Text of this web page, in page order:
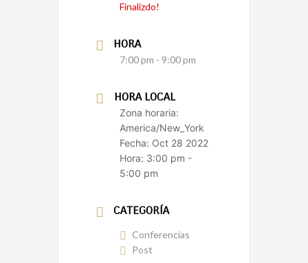
Finalizdo!
HORA
7:00 pm - 9:00 pm
HORA LOCAL
Zona horaria:
America/New_York
Fecha: Oct 28 2022
Hora: 3:00 pm -
5:00 pm
CATEGORÍA
Conferencias
Post